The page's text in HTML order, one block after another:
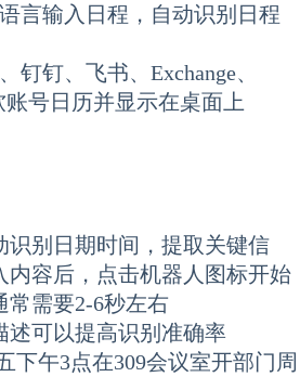
言输入日程，自动识别日程
钉钉、飞书、Exchange、
账号日历并显示在桌面上
识别日期时间，提取关键信
内容后，点击机器人图标开始
常需要2-6秒左右
述可以提高识别准确率
下午3点在309会议室开部门周